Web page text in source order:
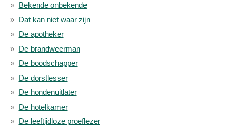
Bekende onbekende
Dat kan niet waar zijn
De apotheker
De brandweerman
De boodschapper
De dorstlesser
De hondenuitlater
De hotelkamer
De leeftijdloze proeflezer